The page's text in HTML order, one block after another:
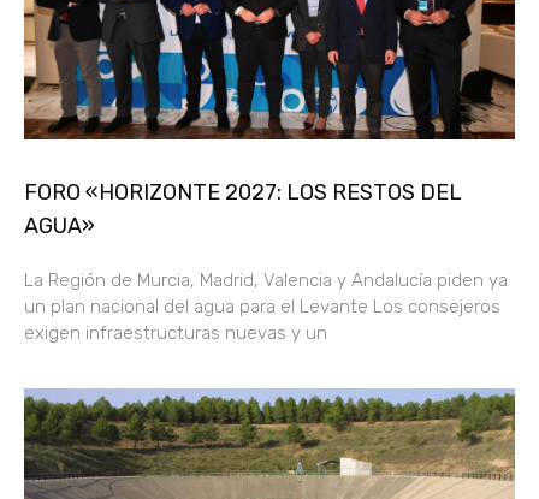
FORO «HORIZONTE 2027: LOS RESTOS DEL
AGUA»
La Región de Murcia, Madrid, Valencia y Andalucía piden ya
un plan nacional del agua para el Levante Los consejeros
exigen infraestructuras nuevas y un